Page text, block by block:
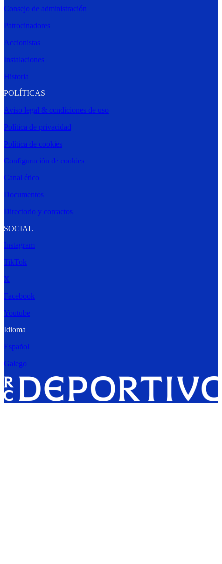
Consejo de administración
Patrocinadores
Accionistas
Instalaciones
Historia
POLÍTICAS
Aviso legal & condiciones de uso
Política de privacidad
Política de cookies
Configuración de cookies
Canal ético
Documentos
Directorio y contactos
SOCIAL
Instagram
TikTok
X
Facebook
Youtube
Idioma
Español
Galego